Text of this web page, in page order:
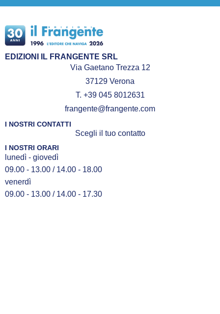
EDIZIONI IL FRANGENTE SRL
Via Gaetano Trezza 12
37129 Verona
T. +39 045 8012631
frangente@frangente.com
I NOSTRI CONTATTI
Scegli il tuo contatto
I NOSTRI ORARI
lunedì - giovedì
09.00 - 13.00 / 14.00 - 18.00
venerdì
09.00 - 13.00 / 14.00 - 17.30